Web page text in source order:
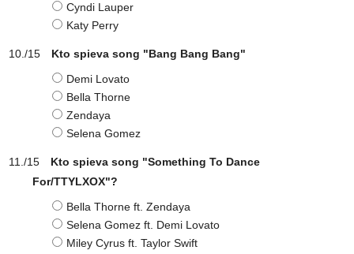
Cyndi Lauper
Katy Perry
Kto spieva song "Bang Bang Bang"
Demi Lovato
Bella Thorne
Zendaya
Selena Gomez
Kto spieva song "Something To Dance
For/TTYLXOX"?
Bella Thorne ft. Zendaya
Selena Gomez ft. Demi Lovato
Miley Cyrus ft. Taylor Swift